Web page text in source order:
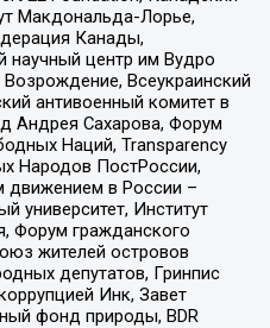
Макдональда-Лорье,
Канады,
центр им Вудро
Всеукраинский
антивоенный комитет в
Андрея Сахарова, Форум
Наций, Transparеncy
Народов ПостРоссии,
движением в России –
университет, Институт
Форум гражданского
жителей островов
депутатов, Гринпис
Инк, Завет
фонд природы, BDR